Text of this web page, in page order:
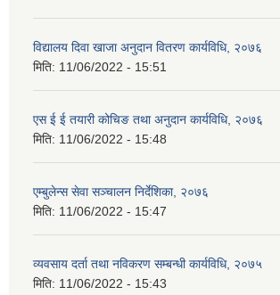
विद्यालय दिवा खाजा अनुदान वितरण कार्यविधि, २०७६
मिति: 11/06/2022 - 15:51
एस ई ई तयारी कोचिङ तथा अनुदान कार्यविधि, २०७६
मिति: 11/06/2022 - 15:48
एम्बुलेन्स सेवा सञ्चालन निर्देशिका, २०७६
मिति: 11/06/2022 - 15:47
व्यवसाय दर्ता तथा नविकरण सम्बन्धी कार्यविधि, २०७५
मिति: 11/06/2022 - 15:43